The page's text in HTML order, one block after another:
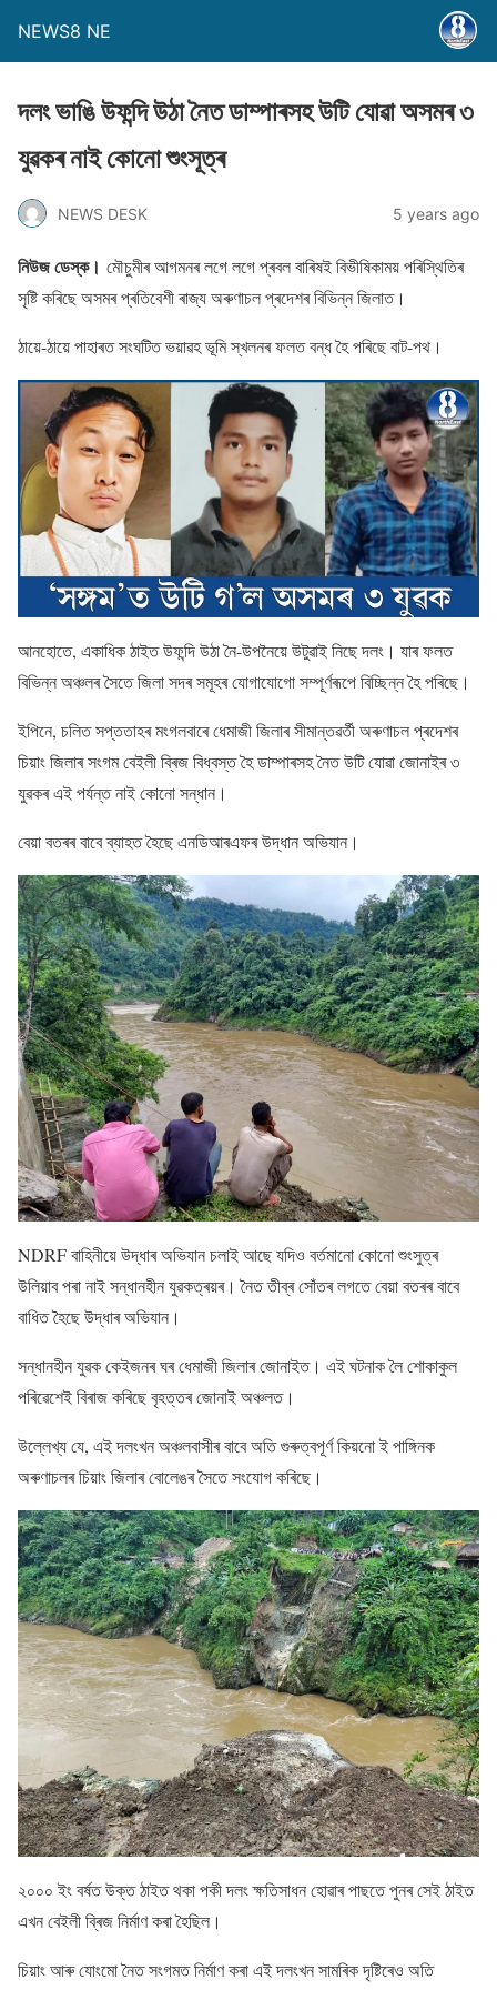
NEWS8 NE
দলং ভাঙি উফন্দি উঠা নৈত ডাম্পাৰসহ উটি যােৱা অসমৰ ৩
যুৱকৰ নাই কােনাে শুংসূত্ৰ
NEWS DESK 5 years ago
নিউজ ডেস্ক। মৌচুমীৰ আগমনৰ লগে লগে প্ৰবল বাৰিষই বিভীষিকাময় পৰিস্থিতিৰ
সৃষ্টি কৰিছে অসমৰ প্ৰতিবেশী ৰাজ্য অৰুণাচল প্ৰদেশৰ বিভিন্ন জিলাত।
ঠায়ে-ঠায়ে পাহাৰত সংঘটিত ভয়াৱহ ভূমি স্খলনৰ ফলত বন্ধ হৈ পৰিছে বাট-পথ।
আনহােতে, একাধিক ঠাইত উফন্দি উঠা নৈ-উপনৈয়ে উটুৱাই নিছে দলং। যাৰ ফলত
বিভিন্ন অঞ্চলৰ সৈতে জিলা সদৰ সমূহৰ যােগাযােগাে সম্পূৰ্ণৰূপে বিচ্ছিন্ন হৈ পৰিছে।
ইপিনে, চলিত সপ্ততাহৰ মংগলবাৰে ধেমাজী জিলাৰ সীমান্তৱৰ্তী অৰুণাচল প্ৰদেশৰ
চিয়াং জিলাৰ সংগম বেইলী ব্ৰিজ বিধ্বস্ত হৈ ডাম্পাৰসহ নৈত উটি যােৱা জােনাইৰ ৩
যুৱকৰ এই পৰ্যন্ত নাই কােনাে সন্ধান।
বেয়া বতৰৰ বাবে ব্যাহত হৈছে এনডিআৰএফৰ উদ্ধান অভিযান।
NDRF বাহিনীয়ে উদ্ধাৰ অভিযান চলাই আছে যদিও বৰ্তমানো কোনো শুংসুত্ৰ
উলিয়াব পৰা নাই সন্ধানহীন যুৱকত্ৰয়ৰ। নৈত তীব্ৰ সােঁতৰ লগতে বেয়া বতৰৰ বাবে
বাধিত হৈছে উদ্ধাৰ অভিযান।
সন্ধানহীন যুৱক কেইজনৰ ঘৰ ধেমাজী জিলাৰ জােনাইত। এই ঘটনাক লৈ শােকাকুল
পৰিৱেশেই বিৰাজ কৰিছে বৃহত্তৰ জােনাই অঞ্চলত।
উল্লেখ্য যে, এই দলংখন অঞ্চলবাসীৰ বাবে অতি গুৰুত্বপূৰ্ণ কিয়নো ই পাঙ্গিনক
অৰুণাচলৰ চিয়াং জিলাৰ বোলেঙৰ সৈতে সংযোগ কৰিছে।
২০০০ ইং বৰ্ষত উক্ত ঠাইত থকা পকী দলং ক্ষতিসাধন হােৱাৰ পাছতে পুনৰ সেই ঠাইত
এখন বেইলী ব্ৰিজ নিৰ্মাণ কৰা হৈছিল।
চিয়াং আৰু যােংমাে নৈত সংগমত নিৰ্মাণ কৰা এই দলংখন সামৰিক দৃষ্টিৰেও অতি